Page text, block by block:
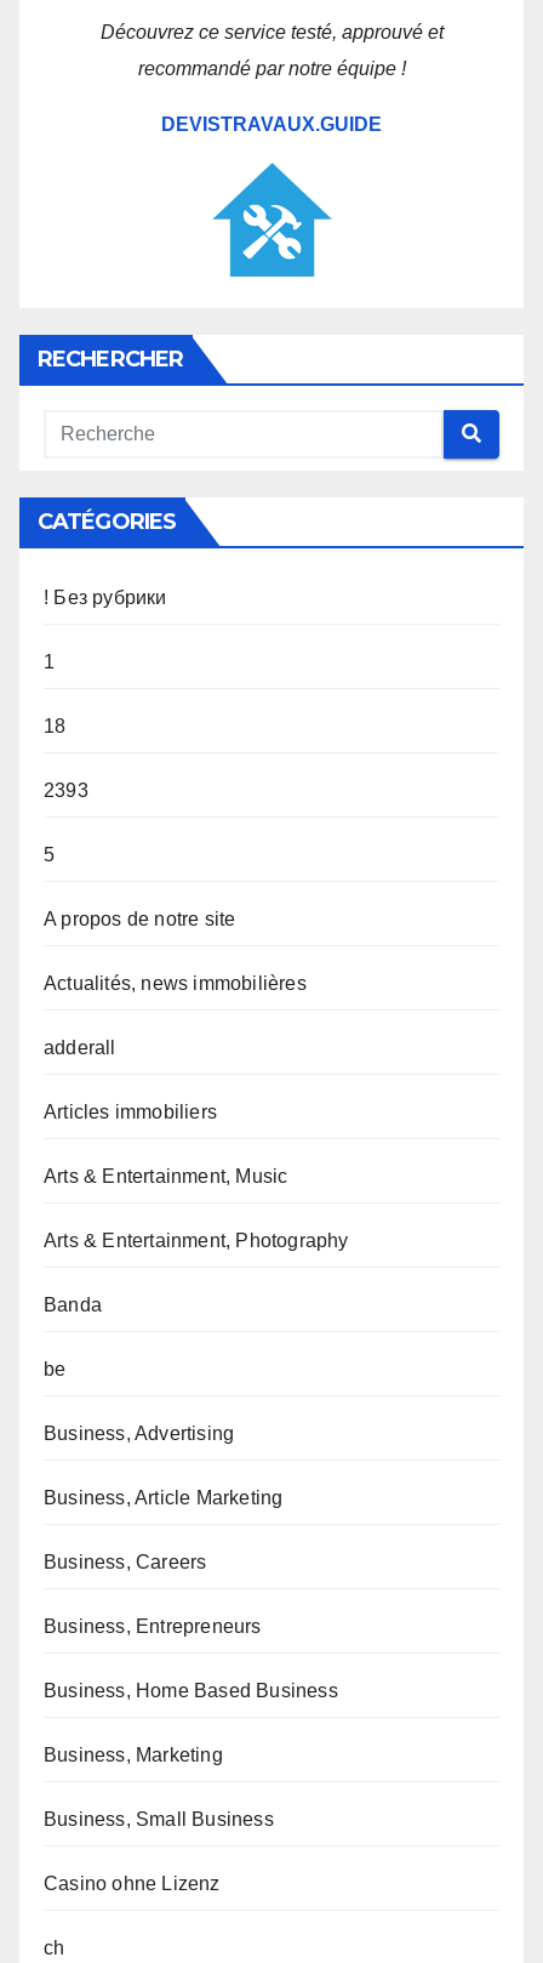
Découvrez ce service testé, approuvé et
recommandé par notre équipe !
DEVISTRAVAUX.GUIDE
RECHERCHER
CATÉGORIES
! Без рубрики
1
18
2393
5
A propos de notre site
Actualités, news immobilières
adderall
Articles immobiliers
Arts & Entertainment, Music
Arts & Entertainment, Photography
Banda
be
Business, Advertising
Business, Article Marketing
Business, Careers
Business, Entrepreneurs
Business, Home Based Business
Business, Marketing
Business, Small Business
Casino ohne Lizenz
ch